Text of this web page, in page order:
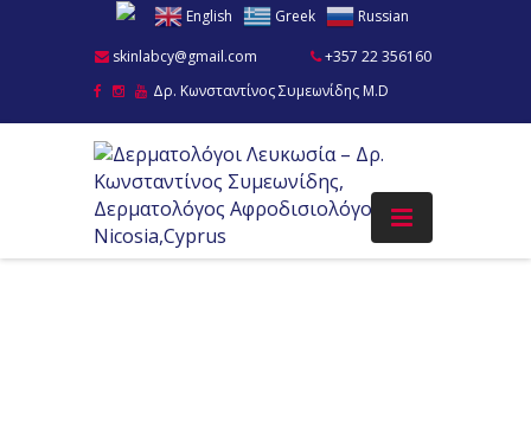
English Greek
Russian
skinlabcy@gmail.com
+357 22 356160
Δρ. Κωνσταντίνος Συμεωνίδης M.D